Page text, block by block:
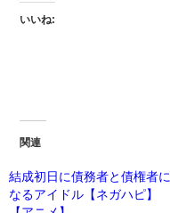
いいね:
関連
結成初日に債務者と債権者に
なるアイドル【ネガハピ】